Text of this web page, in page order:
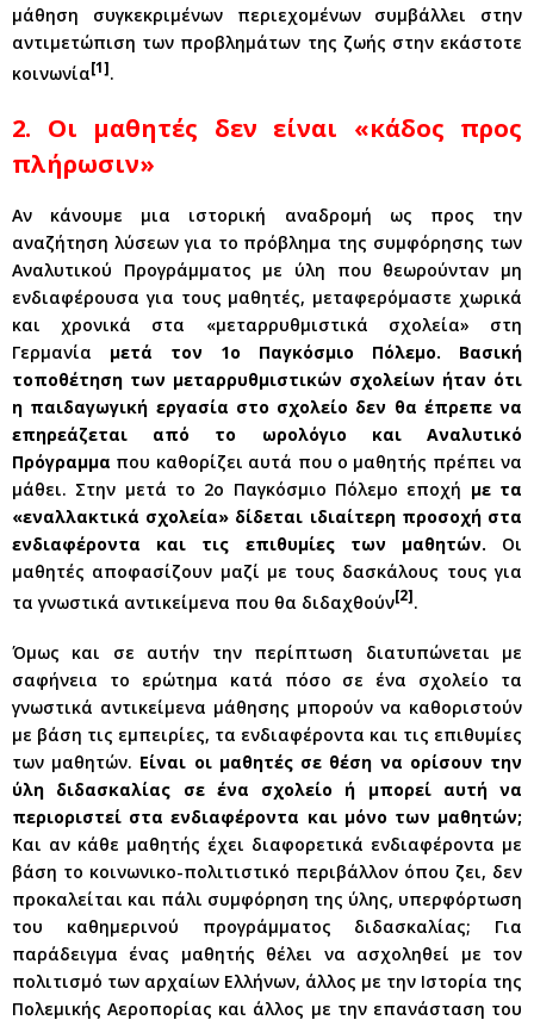
μάθηση συγκεκριμένων περιεχομένων συμβάλλει στην
αντιμετώπιση των προβλημάτων της ζωής στην εκάστοτε
κοινωνία[1].
2. Οι μαθητές δεν είναι «κάδος προς
πλήρωσιν»
Αν κάνουμε μια ιστορική αναδρομή ως προς την
αναζήτηση λύσεων για το πρόβλημα της συμφόρησης των
Αναλυτικού Προγράμματος με ύλη που θεωρούνταν μη
ενδιαφέρουσα για τους μαθητές, μεταφερόμαστε χωρικά
και χρονικά στα «μεταρρυθμιστικά σχολεία» στη
Γερμανία μετά τον 1ο Παγκόσμιο Πόλεμο. Βασική
τοποθέτηση των μεταρρυθμιστικών σχολείων ήταν ότι
η παιδαγωγική εργασία στο σχολείο δεν θα έπρεπε να
επηρεάζεται από το ωρολόγιο και Αναλυτικό
Πρόγραμμα που καθορίζει αυτά που ο μαθητής πρέπει να
μάθει. Στην μετά το 2ο Παγκόσμιο Πόλεμο εποχή με τα
«εναλλακτικά σχολεία» δίδεται ιδιαίτερη προσοχή στα
ενδιαφέροντα και τις επιθυμίες των μαθητών. Οι
μαθητές αποφασίζουν μαζί με τους δασκάλους τους για
τα γνωστικά αντικείμενα που θα διδαχθούν[2].
Όμως και σε αυτήν την περίπτωση διατυπώνεται με
σαφήνεια το ερώτημα κατά πόσο σε ένα σχολείο τα
γνωστικά αντικείμενα μάθησης μπορούν να καθοριστούν
με βάση τις εμπειρίες, τα ενδιαφέροντα και τις επιθυμίες
των μαθητών. Είναι οι μαθητές σε θέση να ορίσουν την
ύλη διδασκαλίας σε ένα σχολείο ή μπορεί αυτή να
περιοριστεί στα ενδιαφέροντα και μόνο των μαθητών;
Και αν κάθε μαθητής έχει διαφορετικά ενδιαφέροντα με
βάση το κοινωνικο-πολιτιστικό περιβάλλον όπου ζει, δεν
προκαλείται και πάλι συμφόρηση της ύλης, υπερφόρτωση
του καθημερινού προγράμματος διδασκαλίας; Για
παράδειγμα ένας μαθητής θέλει να ασχοληθεί με τον
πολιτισμό των αρχαίων Ελλήνων, άλλος με την Ιστορία της
Πολεμικής Αεροπορίας και άλλος με την επανάσταση του